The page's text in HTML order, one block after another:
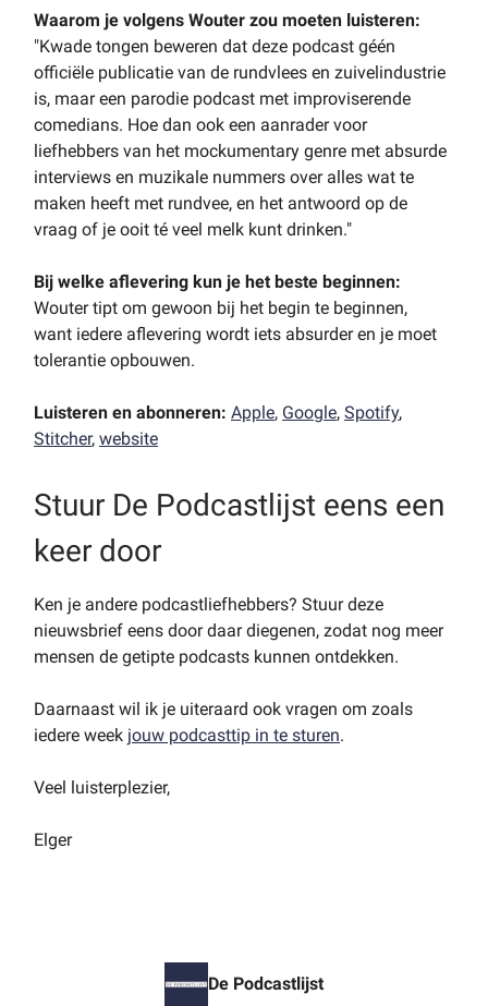
Waarom je volgens Wouter zou moeten luisteren:
"Kwade tongen beweren dat deze podcast géén
officiële publicatie van de rundvlees en zuivelindustrie
is, maar een parodie podcast met improviserende
comedians. Hoe dan ook een aanrader voor
liefhebbers van het mockumentary genre met absurde
interviews en muzikale nummers over alles wat te
maken heeft met rundvee, en het antwoord op de
vraag of je ooit té veel melk kunt drinken."
Bij welke aflevering kun je het beste beginnen:
Wouter tipt om gewoon bij het begin te beginnen,
want iedere aflevering wordt iets absurder en je moet
tolerantie opbouwen.
Luisteren en abonneren: Apple, Google, Spotify,
Stitcher, website
Stuur De Podcastlijst eens een
keer door
Ken je andere podcastliefhebbers? Stuur deze
nieuwsbrief eens door daar diegenen, zodat nog meer
mensen de getipte podcasts kunnen ontdekken.
Daarnaast wil ik je uiteraard ook vragen om zoals
iedere week jouw podcasttip in te sturen.
Veel luisterplezier,
Elger
De Podcastlijst